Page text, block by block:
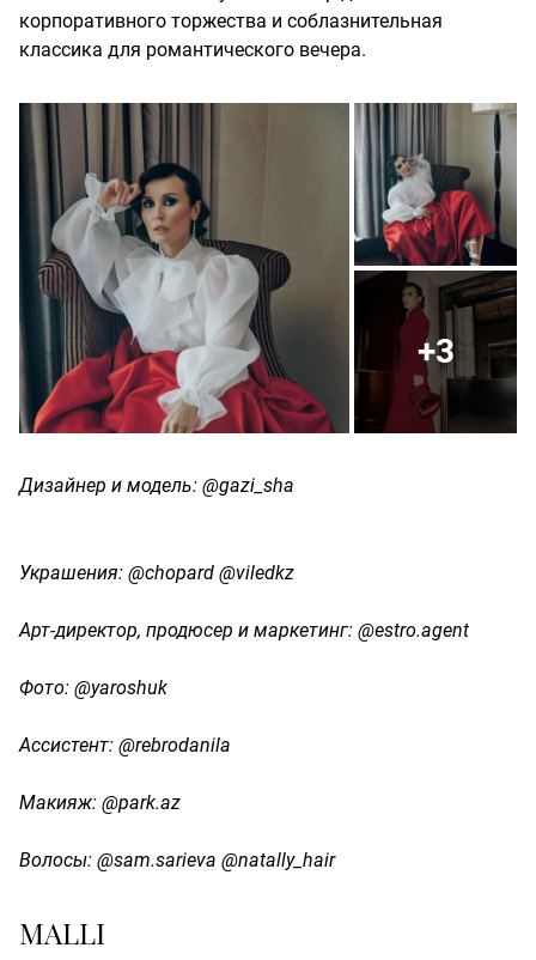
корпоративного торжества и соблазнительная
классика для романтического вечера.
+3
Дизайнер и модель: @gazi_sha
Украшения: @chopard @viledkz
Арт-директор, продюсер и маркетинг: @estro.agent
Фото: @yaroshuk
Ассистент: @rebrodanila
Макияж: @park.az
Волосы: @sam.sarieva @natally_hair
MALLI